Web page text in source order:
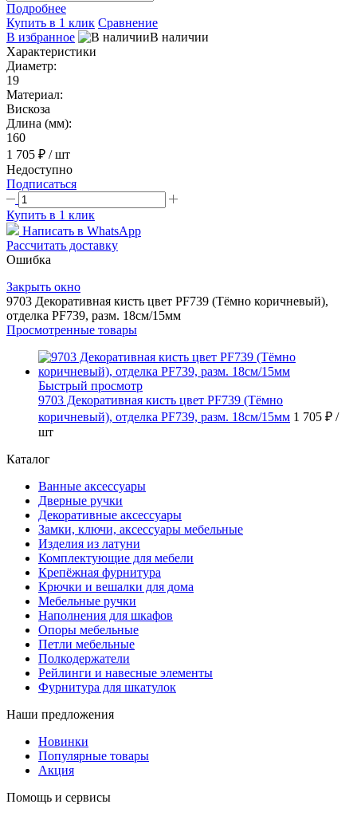
Подробнее
Купить в 1 клик Сравнение
В избранное
В наличии
Характеристики
Диаметр:
19
Материал:
Вискоза
Длина (мм):
160
1 705 ₽ / шт
Недоступно
Подписаться
Купить в 1 клик
Написать в WhatsApp
Рассчитать доставку
Ошибка
Закрыть окно
9703 Декоративная кисть цвет PF739 (Тёмно коричневый),
отделка PF739, разм. 18см/15мм
Просмотренные товары
Быстрый просмотр
9703 Декоративная кисть цвет PF739 (Тёмно
коричневый), отделка PF739, разм. 18см/15мм 1 705 ₽ /
шт
Каталог
Ванные аксессуары
Дверные ручки
Декоративные аксессуары
Замки, ключи, аксессуары мебельные
Изделия из латуни
Комплектующие для мебели
Крепёжная фурнитура
Крючки и вешалки для дома
Мебельные ручки
Наполнения для шкафов
Опоры мебельные
Петли мебельные
Полкодержатели
Рейлинги и навесные элементы
Фурнитура для шкатулок
Наши предложения
Новинки
Популярные товары
Акция
Помощь и сервисы